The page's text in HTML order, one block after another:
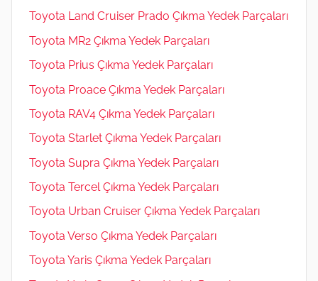
Toyota Land Cruiser Prado Çıkma Yedek Parçaları
Toyota MR2 Çıkma Yedek Parçaları
Toyota Prius Çıkma Yedek Parçaları
Toyota Proace Çıkma Yedek Parçaları
Toyota RAV4 Çıkma Yedek Parçaları
Toyota Starlet Çıkma Yedek Parçaları
Toyota Supra Çıkma Yedek Parçaları
Toyota Tercel Çıkma Yedek Parçaları
Toyota Urban Cruiser Çıkma Yedek Parçaları
Toyota Verso Çıkma Yedek Parçaları
Toyota Yaris Çıkma Yedek Parçaları